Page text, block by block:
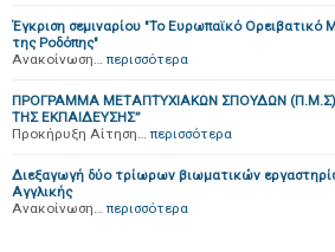
Έγκριση σεμιναρίου "Το Ευρωπαϊκό Ορειβατικό
της Ροδόπης"
Ανακοίνωση… περισσότερα
ΠΡΟΓΡΑΜΜΑ ΜΕΤΑΠΤΥΧΙΑΚΩΝ ΣΠΟΥΔΩΝ (Π.Μ.Σ)
ΤΗΣ ΕΚΠΑΙΔΕΥΣΗΣ”
Προκήρυξη Αίτηση… περισσότερα
Διεξαγωγή δύο τρίωρων βιωματικών
Αγγλικής
Ανακοίνωση… περισσότερα